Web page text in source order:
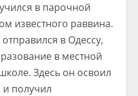
в парочной
известного раввина.
в Одессу,
в местной
Здесь он освоил
и получил